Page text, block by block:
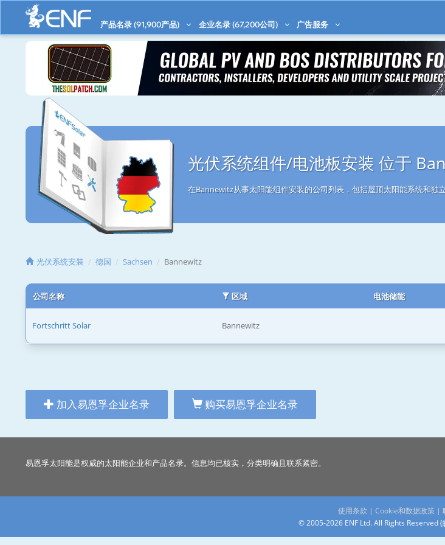
产品名录 (91,900产品) 企业名录 (67,200公司) 广告服务
光伏系统组件/电池板安装 位于
在Bannewitz从事太阳能组件安装的公司列表，包括屋顶太阳能系统和独
光伏系统安装 德国 Sachsen Bannewitz
公司名称 区域 电池储能
Fortschritt Solar Bannewitz
加入易恩孚企业名录 购买易恩孚企业名录
易恩孚太阳能是权威的太阳能企业和产品名录。信息均已核实，分类明确且联系紧密。
使用条款 | Cookie和数据政策 |
© 2005-2026 ENF Ltd. All Rights Reserved (